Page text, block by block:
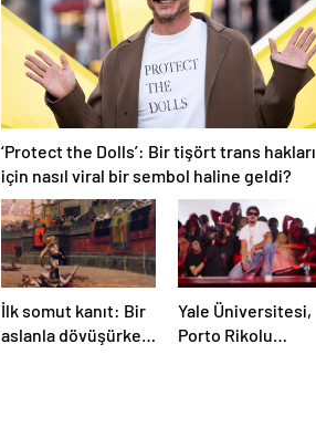
dönüşebiliyor
‘Protect the Dolls’: Bir tişört trans hakları
için nasıl viral bir sembol haline geldi?
İlk somut kanıt: Bir
aslanla dövüşürken
Yale Üniversitesi,
Porto Rikolu